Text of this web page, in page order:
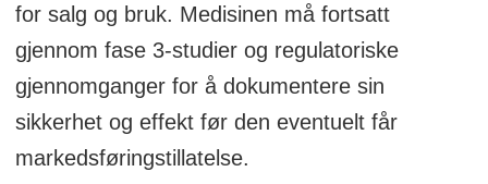
for salg og bruk. Medisinen må fortsatt
gjennom fase 3-studier og regulatoriske
gjennomganger for å dokumentere sin
sikkerhet og effekt før den eventuelt får
markedsføringstillatelse.